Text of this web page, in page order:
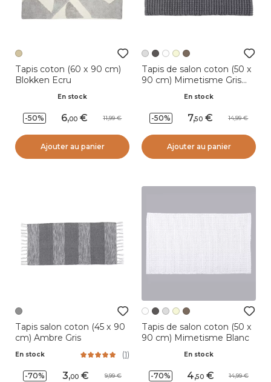
Tapis coton (60 x 90 cm)
Blokken Ecru
En stock
-50% 6,00 11,99
Ajouter au panier
Tapis de salon coton (50 x
90 cm) Mimetisme Gris
En stock
-50% 7,50 14,99
Ajouter au panier
Tapis salon coton (45 x 90
cm) Ambre Gris
En stock (1)
-70% 3,00 9,99
Tapis de salon coton (50 x
90 cm) Mimetisme Blanc
En stock
-70% 4,50 14,99